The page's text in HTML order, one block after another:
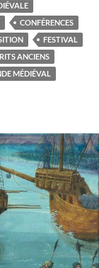
CONFÉRENCES
FESTIVAL
ANCIENS
MÉDIÉVAL